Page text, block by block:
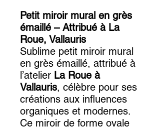
Petit miroir mural en grès
émaillé – Attribué à La
Roue, Vallauris
Sublime petit miroir mural
en grès émaillé, attribué à
l’atelier La Roue à
Vallauris, célèbre pour ses
créations aux influences
organiques et modernes.
Ce miroir de forme ovale